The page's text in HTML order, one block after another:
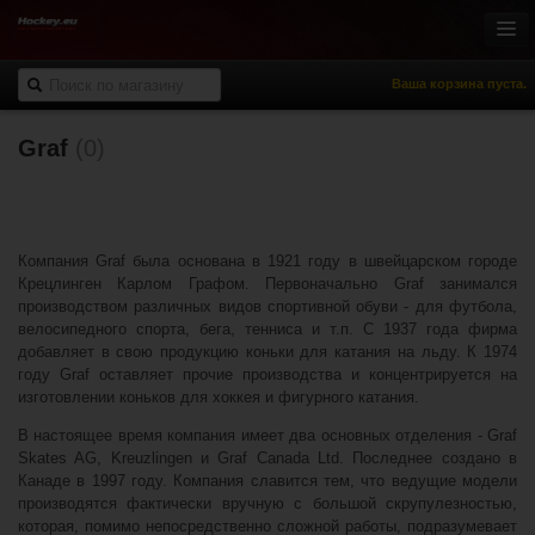
Ваша корзина пуста.
Онлайн-магазин
Спорт и отдых
НХЛ Фан-зона
% Распродажа
Graf
Компания Graf была основана в 1921 году в швейцарском городе
Крецлинген Карлом Графом. Первоначально Graf занимался
производством различных видов спортивной обуви - для футбола,
велосипедного спорта, бега, тенниса и т.п. С 1937 года фирма
добавляет в свою продукцию коньки для катания на льду. К 1974
году Graf оставляет прочие производства и концентрируется на
изготовлении коньков для хоккея и фигурного катания.
В настоящее время компания имеет два основных отделения - Graf
Skates AG, Kreuzlingen и Graf Canada Ltd. Последнее создано в
Канаде в 1997 году. Компания славится тем, что ведущие модели
производятся фактически вручную с большой скрупулезностью,
которая, помимо непосредственно сложной работы, подразумевает